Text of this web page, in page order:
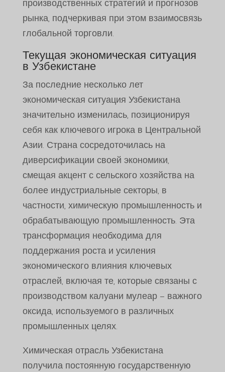
производственных стратегий и прогнозов
рынка, подчеркивая при этом взаимосвязь
глобальной торговли.
Текущая экономическая ситуация
в Узбекистане
За последние несколько лет
экономическая ситуация Узбекистана
значительно изменилась, позиционируя
себя как ключевого игрока в Центральной
Азии. Страна сосредоточилась на
диверсификации своей экономики,
смещая акцент с сельского хозяйства на
более индустриальные секторы, в
частности, химическую промышленность и
обрабатывающую промышленность. Эта
трансформация необходима для
поддержания роста и усиления
экономического влияния ключевых
отраслей, включая те, которые связаны с
производством калуани мулеар – важного
оксида, используемого в различных
промышленных целях.
Химическая отрасль Узбекистана
получила постоянную государственную